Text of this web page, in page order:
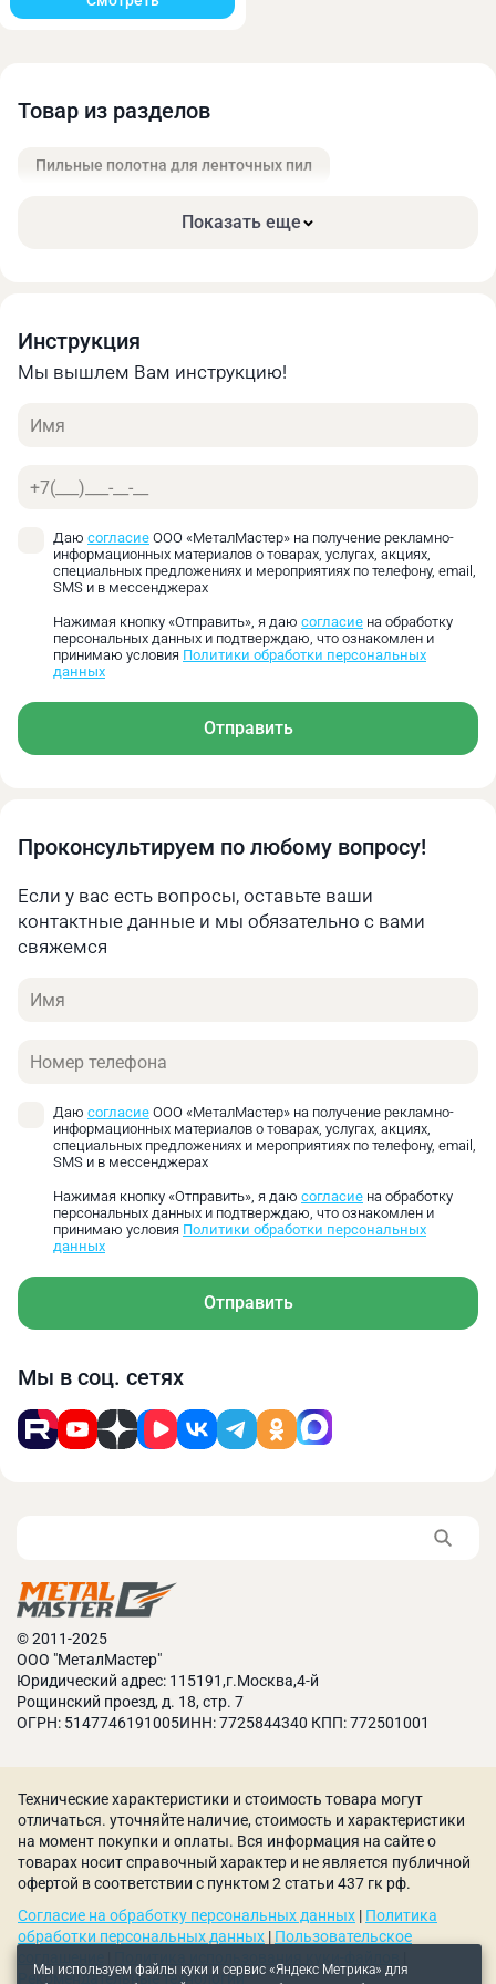
Онлайн калькулятор позволяет быстро получить
Товар из разделов
Пильные полотна для ленточных пил
Показать еще
Инструкция
Мы вышлем Вам инструкцию!
Имя
Телефон
Даю согласие ООО «МеталМастер» на получение рекламно-
информационных материалов о товарах, услугах, акциях,
специальных предложениях и мероприятиях по телефону, email,
SMS и в мессенджерах
Нажимая кнопку «Отправить», я даю согласие на обработку
персональных данных и подтверждаю, что ознакомлен и
принимаю условия Политики обработки персональных
данных
Отправить
Проконсультируем по любому вопросу!
Если у вас есть вопросы, оставьте ваши
контактные данные и мы обязательно с вами
свяжемся
Имя
Телефон
Даю согласие ООО «МеталМастер» на получение рекламно-
информационных материалов о товарах, услугах, акциях,
специальных предложениях и мероприятиях по телефону, email,
SMS и в мессенджерах
Нажимая кнопку «Отправить», я даю согласие на обработку
персональных данных и подтверждаю, что ознакомлен и
принимаю условия Политики обработки персональных
данных
Отправить
Мы в соц. сетях
© 2011-2025
ООО "МеталМастер"
Юридический адрес: 115191,г.Москва,4-й
Рощинский проезд, д. 18, стр. 7
ОГРН: 5147746191005ИНН: 7725844340 КПП: 772501001
Мы используем файлы куки и сервис «Яндекс Метрика» для
Технические характеристики и стоимость товара могут
отличаться. уточняйте наличие, стоимость и характеристики
на момент покупки и оплаты. Вся информация на сайте о
товарах носит справочный характер и не является публичной
офертой в соответствии с пунктом 2 статьи 437 гк рф.
Согласие на обработку персональных данных | Политика
обработки персональных данных | Пользовательское
Рекомендательные технологии